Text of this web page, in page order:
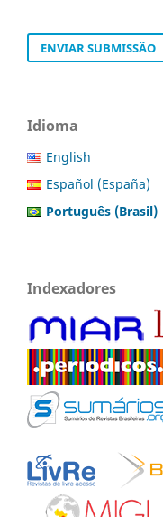
ENVIAR SUBMISSÃO
Idioma
English
Español (España)
Português (Brasil)
Indexadores